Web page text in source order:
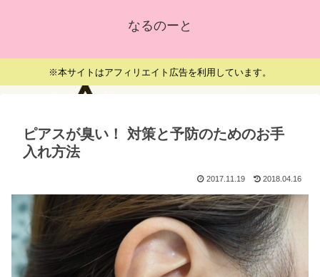
なるのーと
※本サイトはアフィリエイト広告を利用しています。
ピアスが臭い！ 対策と予防のためのお手
入れ方法
2017.11.19 2018.04.16